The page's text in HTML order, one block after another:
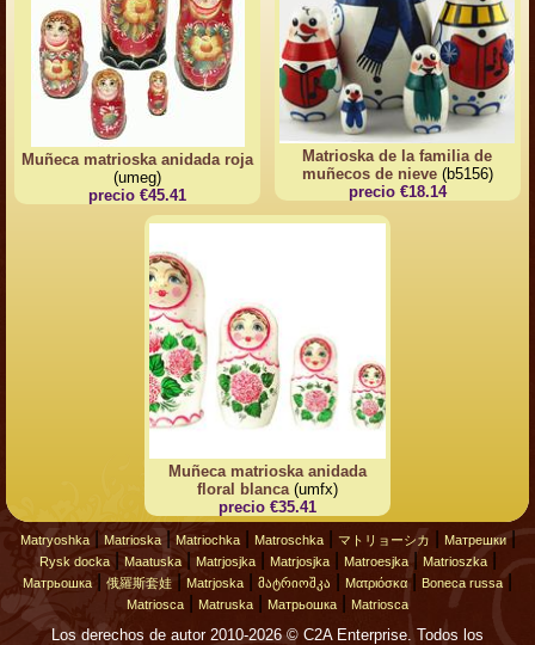
Muñeca matrioska anidada roja
(umeg)
precio €45.41
Matrioska de la familia de
muñecos de nieve(b5156)
precio €18.14
Muñeca matrioska anidada
floral blanca(umfx)
precio €35.41
Matryoshka| Matrioska| Matriochka| Matroschka| マトリョーシカ Матрешки|
Rysk docka| Maatuska| Matrjosjka| Matrjosjka| Matroesjka| Matrioszka|
Матрьошка 俄羅斯套娃 Matrjoska მატრიოშკა Ματριόσκα| Boneca russa
Matriosca Matruska Матрьошка Matriosca
Los derechos de autor 2010-2026 © C2A Enterprise. Todos los